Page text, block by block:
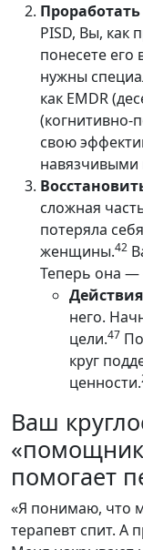
PISD, Вы, как
понесете
нужны
как EMDR
(когнитивно-
свою
сложная
потеряла
женщины.42
Теперь она —
него.
цели.47
круг
ценности.
Ваш
помогает
«Я понимаю, что
терапевт спит. А